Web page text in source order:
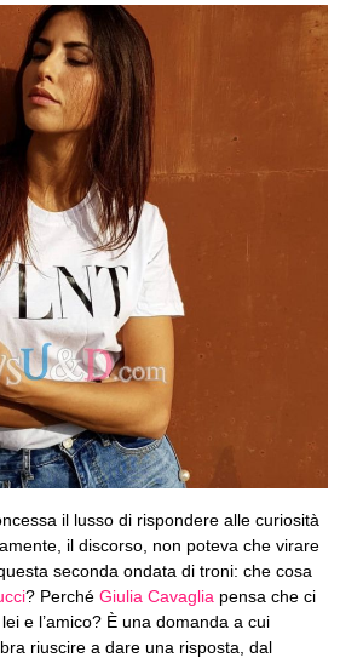
il lusso di rispondere alle curiosità
il discorso, non poteva che virare
seconda ondata di troni: che cosa
? Perché Giulia Cavaglia pensa che ci
e l’amico? È una domanda a cui
riuscire a dare una risposta, dal